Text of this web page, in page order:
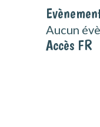
Aucun
Accès FR